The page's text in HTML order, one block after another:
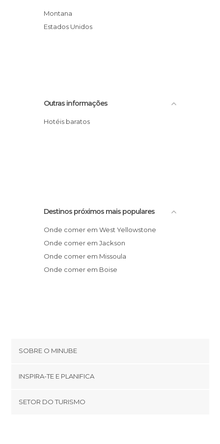
Montana
Estados Unidos
Outras informações
Hotéis baratos
Destinos próximos mais populares
Onde comer em West Yellowstone
Onde comer em Jackson
Onde comer em Missoula
Onde comer em Boise
SOBRE O MINUBE
Términos e Condições
INSPIRA-TE E PLANIFICA
SETOR DO TURISMO